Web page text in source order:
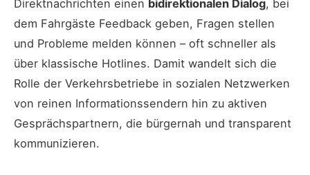
Direktnachrichten einen bidirektionalen Dialog, bei
dem Fahrgäste Feedback geben, Fragen stellen
und Probleme melden können – oft schneller als
über klassische Hotlines. Damit wandelt sich die
Rolle der Verkehrsbetriebe in sozialen Netzwerken
von reinen Informationssendern hin zu aktiven
Gesprächspartnern, die bürgernah und transparent
kommunizieren.